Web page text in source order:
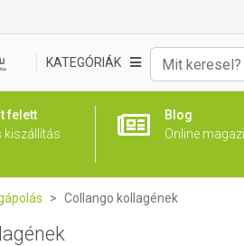
KATEGÓRIÁK
felett
kiszállítás
Blog
Online
Collango kollagének